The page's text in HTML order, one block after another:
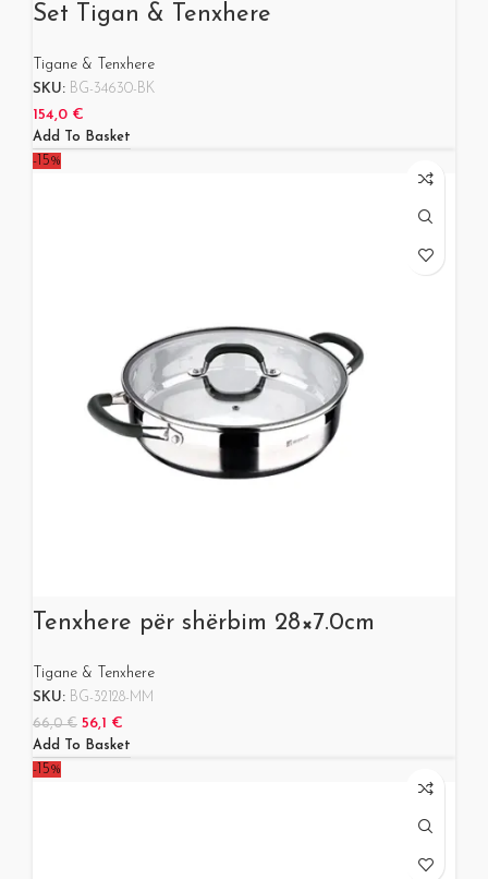
Set Tigan & Tenxhere
Tigane & Tenxhere
SKU: BG-34630-BK
154,0 €
Add To Basket
-15%
Tenxhere për shërbim 28×7.0cm
Tigane & Tenxhere
SKU: BG-32128-MM
66,0€ 56,1 €
Add To Basket
-15%